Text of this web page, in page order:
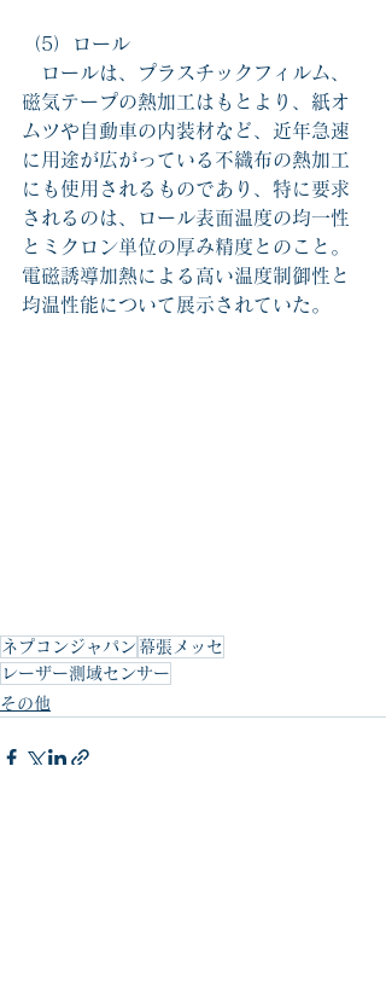
（5）ロール
ロールは、プラスチックフィルム、
磁気テープの熱加工はもとより、紙オ
ムツや自動車の内装材など、近年急速
に用途が広がっている不織布の熱加工
にも使用されるものであり、特に要求
されるのは、ロール表面温度の均一性
とミクロン単位の厚み精度とのこと。
電磁誘導加熱による高い温度制御性と
均温性能について展示されていた。
ネプコンジャパン 幕張メッセ
レーザー測域センサー
その他